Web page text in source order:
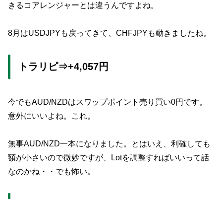
きるコアレンジャーとは違うんですよね。
8月はUSDJPYも戻ってきて、CHFJPYも動きましたね。
トラリピ⇒+4,057円
今でもAUD/NZDはスワップポイント売り買い0円です。
意外にいいよね。これ。
無事AUD/NZD一本になりました。とはいえ、利確しても
額が小さいので微妙ですが、Lotを調整すればいいって話
なのかね・・でも怖い。